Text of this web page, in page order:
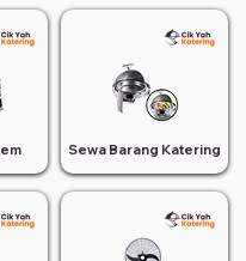
Sewa Barang Katering